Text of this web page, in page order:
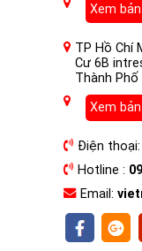
Xem
TP Hồ Chí
Cư 6B
Thành Phố
Xem
Điện thoại:
Hotline :
Email: